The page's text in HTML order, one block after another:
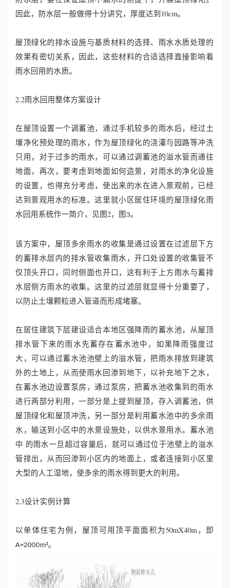
因此，防水层一般做得十分讲究，厚度达到10cm。
屋顶绿化的排水设施与基质材料的选择、雨水水质处理的
效果有密切关系，因此，这些材料的合适选择直接影响着
雨水回用的水质。
2.2雨水回用整体方案设计
在屋顶设置一个调蓄池，通过手机较多的雨水后，经过土
壤净化预处理的雨水，作为屋顶绿化的浇灌与园路等冲洗
只用，对于过多的雨水，可以通过调蓄池的溢水管而通往
地面，再次，要考虑到地面如何造景，对雨水的净化设施
的设置，也得充分考虑，使出来的水在进入景观前，已经
达到景观用水的标准。这里就小区居住环境的屋顶绿化雨
水回用系统作一简介，见图2，图3。
该方案中，屋顶多余雨水的收集是通过设置在过滤层下方
的蓄排水层内的排水管收集雨水，开口处设置的收集管不
仅顶头开口，同时侧面也开口，这有利于上方雨水与蓄排
水层侧方雨水的收集。这里的过滤层就显得十分重要了，
以防止土壤颗粒进入管道而形成堵塞。
在居住建筑下层建设适合本地区强降雨的蓄水池，从屋顶
排水管下来的雨水先蓄存在蓄水池中，如果降雨强度过
大，可以通过蓄水池池壁上的溢水管，把雨水排放到建筑
外的土地上，从而使雨水回渗到地下，以补充地下之水，
在蓄水池边设置泵房，通过泵房，把蓄水池收集到的雨水
进行两部分利用，一部分是上提到屋顶，存入调蓄池，供
屋顶绿化和屋顶冲洗，另一部分是利用蓄水池中的多余雨
水，输送到小区中的水景设施处，以供水景用水。蓄水池
中 的雨水一旦超过容量后，就可以通过位于池壁上的溢水
管排出，从而回渗到小区内的地面上，或者连接到小区里
大型的人工湿地，使多余的雨水得到更大的利用。
2.3设计实例计算
以单体住宅为例，屋顶可用顶平面面积为50mX40m，即
A=2000m²。